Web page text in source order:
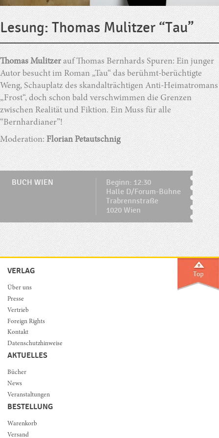
Lesung: Thomas Mulitzer “Tau”
Thomas Mulitzer auf Thomas Bernhards Spuren: Ein junger
Autor besucht im Roman „Tau“ das berühmt-berüchtigte
Weng, Schauplatz des skandalträchtigen Anti-Heimatromans
„Frost“, doch schon bald verschwimmen die Grenzen
zwischen Realität und Fiktion. Ein Muss für alle
“Bernhardianer”!
Moderation:Florian Petautschnig
BUCH WIEN
Beginn: 12:30
Halle D/Forum-Bühne
Trabrennstraße
1020 Wien
VERLAG
Über uns
Presse
Vertrieb
Foreign Rights
Kontakt
Datenschutzhinweise
AKTUELLES
Bücher
News
Veranstaltungen
BESTELLUNG
Warenkorb
Versand